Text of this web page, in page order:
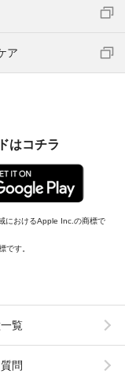
ア
はコチラ
におけるApple Inc.の商標で
です。
覧
問